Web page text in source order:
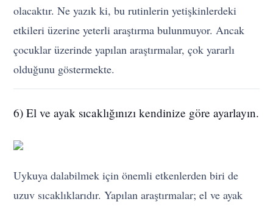
olacaktır. Ne yazık ki, bu rutinlerin yetişkinlerdeki
etkileri üzerine yeterli araştırma bulunmuyor. Ancak
çocuklar üzerinde yapılan araştırmalar, çok yararlı
olduğunu göstermekte.
6) El ve ayak sıcaklığınızı kendinize göre ayarlayın.
Uykuya dalabilmek için önemli etkenlerden biri de
uzuv sıcaklıklarıdır. Yapılan araştırmalar; el ve ayak